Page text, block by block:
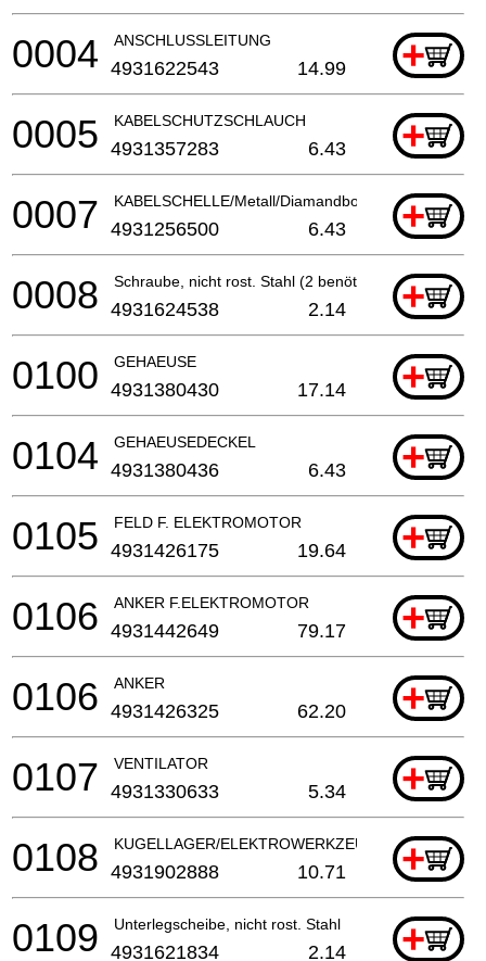
ANSCHLUSSLEITUNG +
0004 4931622543 14.99
KABELSCHUTZSCHLAUCH +
0005 4931357283 6.43
KABELSCHELLE/Metall/Diamandbohrmaschine
+
0007 4931256500 6.43
Schraube, nicht rost. Stahl (2 benötigt) +
0008 4931624538 2.14
GEHAEUSE +
0100 4931380430 17.14
GEHAEUSEDECKEL +
0104 4931380436 6.43
FELD F. ELEKTROMOTOR +
0105 4931426175 19.64
ANKER F.ELEKTROMOTOR +
0106 4931442649 79.17
ANKER +
0106 4931426325 62.20
VENTILATOR +
0107 4931330633 5.34
KUGELLAGER/ELEKTROWERKZEUG +
0108 4931902888 10.71
Unterlegscheibe, nicht rost. Stahl +
0109 4931621834 2.14